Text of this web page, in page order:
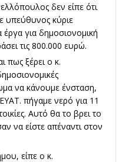
δεν είπε ότι
υπεύθυνος κύριε
για δημοσιονομική
τις 800.000 ευρώ.
πως ξέρει ο κ.
να κάνουμε ένσταση,
πήγαμε νερό για 11
Αυτό θα το βρει το
να είστε απέναντι στον
είπε ο κ.